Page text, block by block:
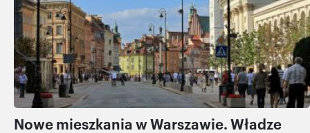
Nowe mieszkania w Warszawie. Władze